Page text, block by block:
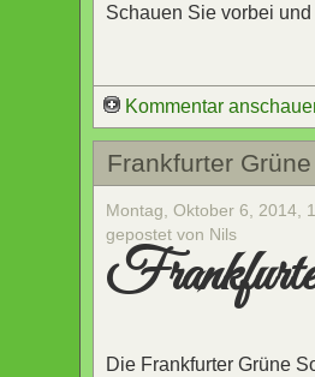
Schauen Sie vorbei
Kommentar
Frankfurter
Montag, Oktober 6, 2014,
gepostet von Nils
Die Frankfurter Grüne